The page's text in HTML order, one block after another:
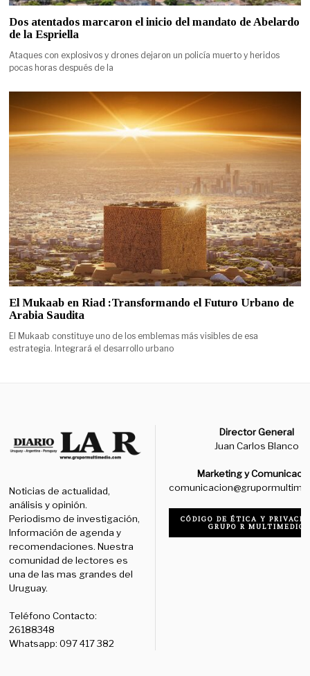
Dos atentados marcaron el inicio del mandato de Abelardo
de la Espriella
Ataques con explosivos y drones dejaron un policía muerto y heridos
pocas horas después de la
El Mukaab en Riad :Transformando el Futuro Urbano de
Arabia Saudita
El Mukaab constituye uno de los emblemas más visibles de esa
estrategia. Integrará el desarrollo urbano
Noticias de actualidad,
análisis y opinión.
Periodismo de investigación,
Información de agenda y
recomendaciones. Nuestra
comunidad de lectores es
una de las mas grandes del
Uruguay.
Teléfono Contacto:
26188348
Whatsapp: 097 417 382
Director General
Juan Carlos Blanco
Marketing y
CÓDIGO DE ÉTICA Y
GRUPO R MULTIMEDIO